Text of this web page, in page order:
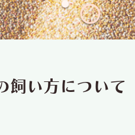
飼い方について